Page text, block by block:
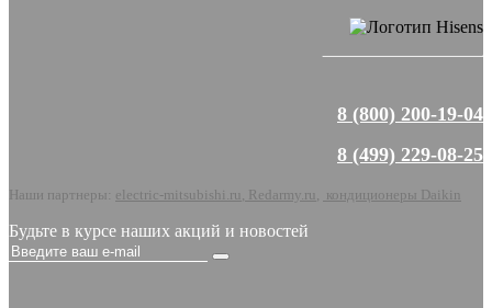
8 (800) 200-19-04
8 (499) 229-08-25
Наши партнеры: electric-mitsubishi.ru Redarmy.ru кондиционеры Daikin
Будьте в курсе наших акций и новостей